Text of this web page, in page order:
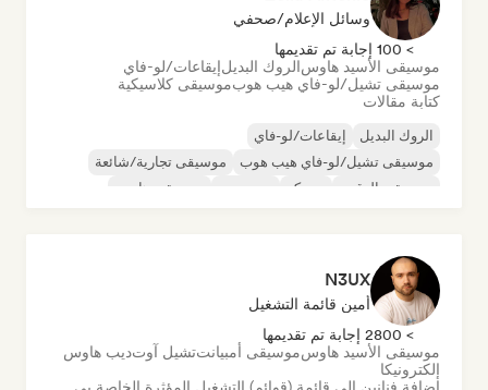
وسائل الإعلام/صحفي
> 100 إجابة تم تقديمها
موسيقى الأسيد هاوسالروك البديلإيقاعات/لو-فاي
موسيقى تشيل/لو-فاي هيب هوبموسيقى كلاسيكية
كتابة مقالات
الروك البديل
إيقاعات/لو-فاي
موسيقى تشيل/لو-فاي هيب هوب
موسيقى تجارية/شائعة
موسيقى الرقص
ديسكو موسيقى هاوس
N3UX
أمين قائمة التشغيل
> 2800 إجابة تم تقديمها
موسيقى الأسيد هاوسموسيقى أمبيانتتشيل آوتديب هاوس
إلكترونيكا